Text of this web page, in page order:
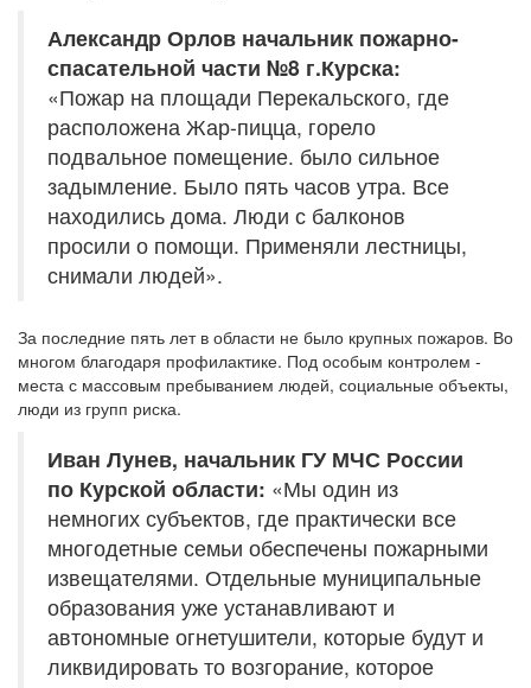
Александр Орлов начальник пожарно-
спасательной части №8 г.Курска:
«Пожар на площади Перекальского, где
расположена Жар-пицца, горело
подвальное помещение. было сильное
задымление. Было пять часов утра. Все
находились дома. Люди с балконов
просили о помощи. Применяли лестницы,
снимали людей».
За последние пять лет в области не было крупных пожаров. Во
многом благодаря профилактике. Под особым контролем -
места с массовым пребыванием людей, социальные объекты,
люди из групп риска.
Иван Лунев, начальник ГУ МЧС России
по Курской области: «Мы один из
немногих субъектов, где практически все
многодетные семьи обеспечены пожарными
извещателями. Отдельные муниципальные
образования уже устанавливают и
автономные огнетушители, которые будут и
ликвидировать то возгорание, которое